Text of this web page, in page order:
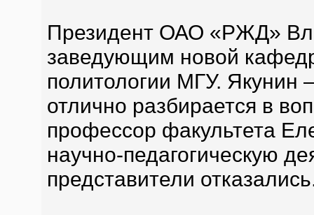
Президент ОАО «РЖД»
заведующим новой
политологии МГУ. Якунин
отлично разбирается в
профессор факультета
научно-педагогическую
представители